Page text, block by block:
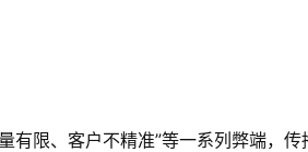
限、客户不精准”等一系列弊端，传